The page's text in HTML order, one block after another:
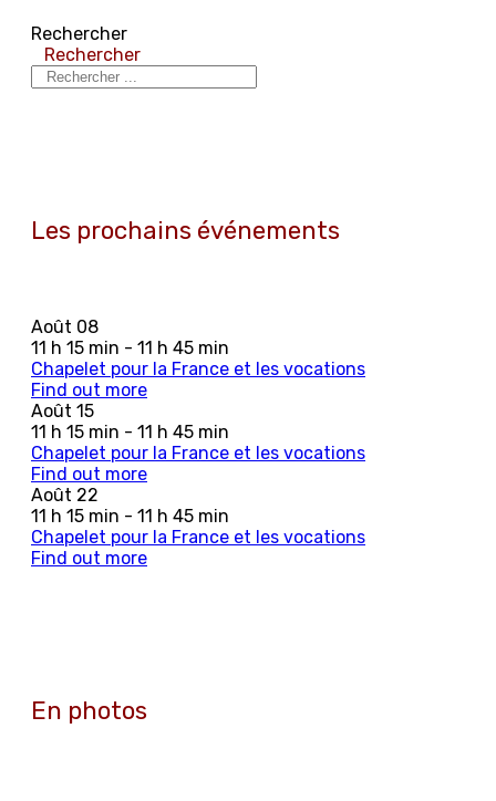
Rechercher
Rechercher
Les prochains événements
Août 08
11 h 15 min - 11 h 45 min
Chapelet pour la France et les vocations
Find out more
Août 15
11 h 15 min - 11 h 45 min
Chapelet pour la France et les vocations
Find out more
Août 22
11 h 15 min - 11 h 45 min
Chapelet pour la France et les vocations
Find out more
En photos